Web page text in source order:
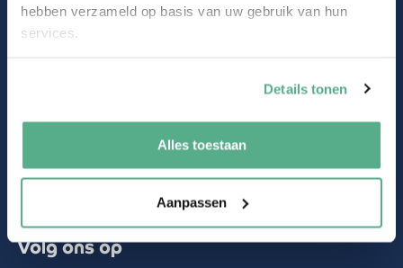
hebben verzameld op basis van uw gebruik van hun
services.
Details tonen
Alles toestaan
Aanpassen
Volg ons op